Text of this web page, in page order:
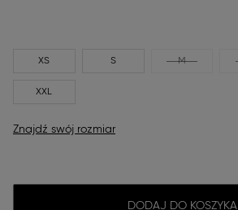
XS S M
XXL
Znajdź swój rozmiar
DODAJ DO KOSZYKA